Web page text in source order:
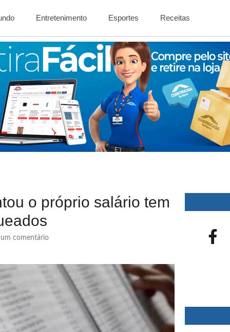
Entretenimento Esportes Receitas
o próprio salário tem
comentário